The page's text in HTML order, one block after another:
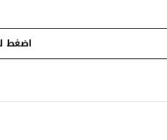
اضغط